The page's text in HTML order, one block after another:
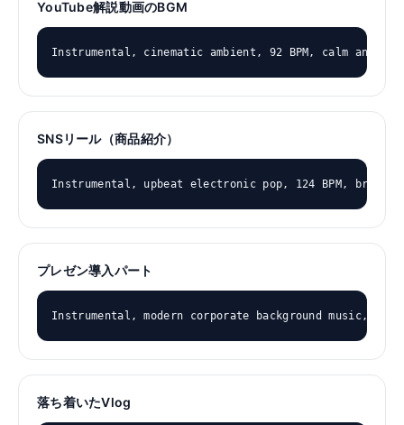
YouTube解説動画のBGM
Instrumental, cinematic ambient, 92 BPM, calm and
SNSリール（商品紹介）
Instrumental, upbeat electronic pop, 124 BPM,
プレゼン導入パート
Instrumental, modern corporate background music,
落ち着いたVlog